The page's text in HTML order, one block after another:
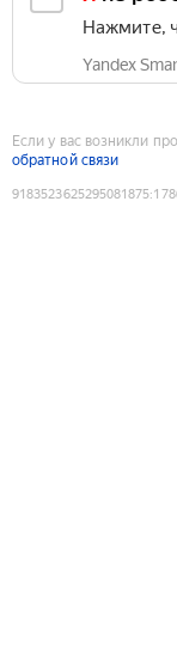
Нажмите,
Yandex
Если у вас возникли
обратной связи
9183523625295081875: